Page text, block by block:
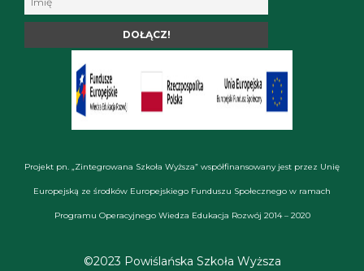
Projekt pn. „Zintegrowana Szkoła Wyższa” współfinansowany jest przez Unię
Europejską ze środków Europejskiego Funduszu Społecznego w ramach
Programu Operacyjnego Wiedza Edukacja Rozwój 2014 – 2020
©2023 Powiślańska Szkoła Wyższa